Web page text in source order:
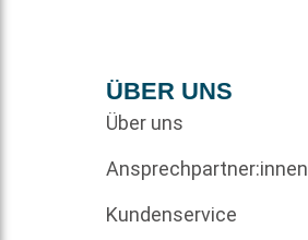
ÜBER UNS
Über uns
Ansprechpartner:innen
Kundenservice